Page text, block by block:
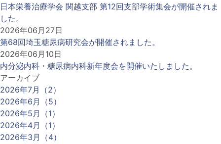
日本栄養治療学会 関越支部 第12回支部学術集会が開催されま
した。
2026年06月27日
第68回埼玉糖尿病研究会が開催されました。
2026年06月10日
内分泌内科・糖尿病内科新年度会を開催いたしました。
アーカイブ
2026年7月（2）
2026年6月（5）
2026年5月（1）
2026年4月（1）
2026年3月（4）